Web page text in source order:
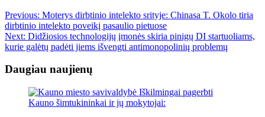
Previous: Moterys dirbtinio intelekto srityje: Chinasa T. Okolo tiria
dirbtinio intelekto poveikį pasaulio pietuose
Next: Didžiosios technologijų įmonės skiria pinigų DI startuoliams,
kurie galėtų padėti jiems išvengti antimonopolinių problemų
Daugiau naujienų